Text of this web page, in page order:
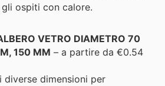
ospiti con calore.
VETRO DIAMETRO 70
150 MM – a partire da €0.54
diverse dimensioni per